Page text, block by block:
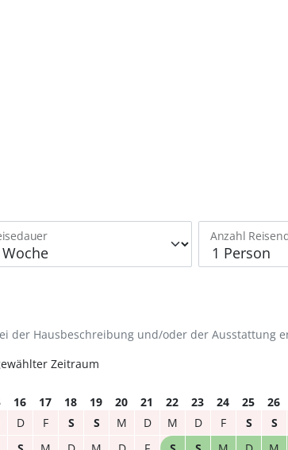
Anzahl
der Hausbeschreibung und/oder der Ausstattung
Zeitraum
16 17 18 19 20 21 22 23 24 25 26
D F S S M D M D F S S